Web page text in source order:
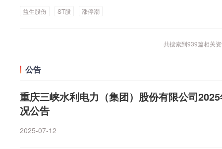
划》要求，加快新型储能电站规模化建设完善政策机制
荒”等新能源外送基地，合理规划新型储能，着力提升通
五”时期新增新型储能约1.6亿千瓦，到2030年，全国新型
（券商中国）
展初期，市场竞争宽松，大量资本涌入。尤其2024年前
越多售电公司亏损有关。今年一季度，广西参与批发交
发布《关于广西售电市场风险的紧急呼吁函》，认为行业
直接原因，在于批零倒挂。李磊透露，今年年初从电厂买
但全年以0.26元/千瓦时的一口价卖给用户，相当于每度
利测算模型。电力现货市场价格走高，触发批零倒挂。一
甚至接近1元/千瓦时。国家电投能研院（上海成套院）工
电力负荷比去年提前15天突破1.3亿千瓦，时间同比大幅
停，三瑞智能涨超16%，金力永磁涨超7%。其中，益生
内，下游智能制造的自动化设备市场环境有所回暖，劳
及新兴业务领域的市场开拓力度，相关业务收入贡献逐步
极带动。雷赛智能称，报告期，公司预计实现营业收入
上年同期增长38%—42%。其中，第二季度营业收入比
三瑞智能7月1日晚间公告，公司预计上半年实现归母净
动力系统行业保持向好态势，下游市场的持续拓展及行业
成交保持平稳。盘面上，业绩预增、ST股、贵金属、工
涨停潮，板块指数逆市高开高走，放量大涨逾2%。*ST
实时监测数据显示，截至午间收盘，ST板块获得4.64亿
京蓝获得1.1亿元净流入，*ST联翔、*ST美芝、*ST闻泰
消息面上，上交所新修订的《上海证券交易所交易规则
《深圳证券交易所交易规则（2026年修订）》均将于
板风险警示股票价格涨跌幅限制比例由5%调整为10%。
只ST股，其中深交所主板有81只ST股，上交所主板有69
益生股份 ST股 涨停潮
共搜索到939篇相关
公告
重庆三峡水利电力（集团）股份有限公司
况公告
2025-07-12